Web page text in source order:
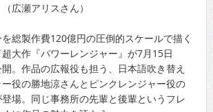
広瀬アリスさん）
総製作費120億円の圧倒的スケールで描く
大作『パワーレンジャー』が7月15日
開。作品の広報役も担う、日本語吹き替え
役の勝地涼さんとピンクレンジャー役の
場。同じ事務所の先輩と後輩というフレ